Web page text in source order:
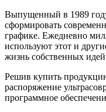
Выпущенный в 1989
сформировать
графике. Ежедневно
используют этот и
жизнь собственных
Решив купить
распоряжение
программное